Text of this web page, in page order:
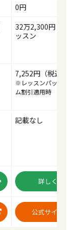
0円
32万2,300円（税
ッスン
7,252円（税込）
※レッスンパック40
ム割引適用時
記載なし
詳しくはこ
公式サイトは